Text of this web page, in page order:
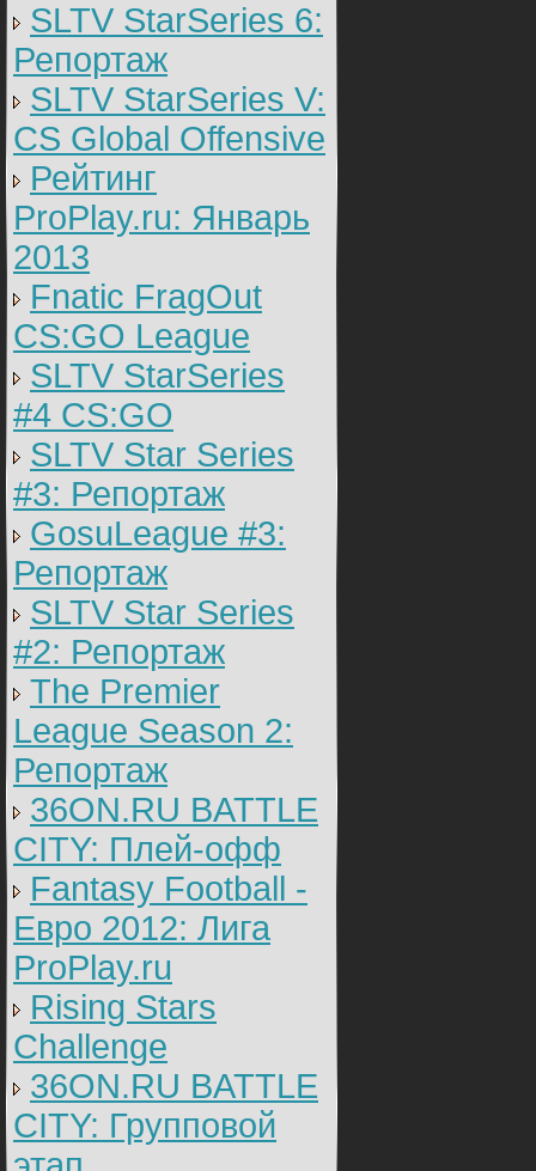
SLTV StarSeries 6:
Репортаж
SLTV StarSeries V:
CS Global Offensive
Рейтинг
ProPlay.ru: Январь
2013
Fnatic FragOut
CS:GO League
SLTV StarSeries
#4 CS:GO
SLTV Star Series
#3: Репортаж
GosuLeague #3:
Репортаж
SLTV Star Series
#2: Репортаж
The Premier
League Season 2:
Репортаж
36ON.RU BATTLE
CITY: Плей-офф
Fantasy Football -
Евро 2012: Лига
ProPlay.ru
Rising Stars
Challenge
36ON.RU BATTLE
CITY: Групповой